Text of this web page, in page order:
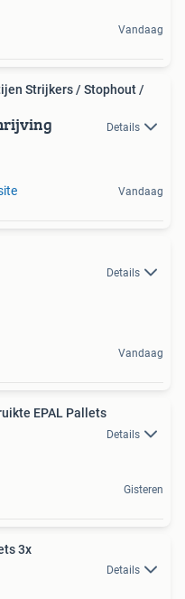
Vandaag
/
Details
Vandaag
Details
Vandaag
EPAL Pallets
Details
Gisteren
3x
Details